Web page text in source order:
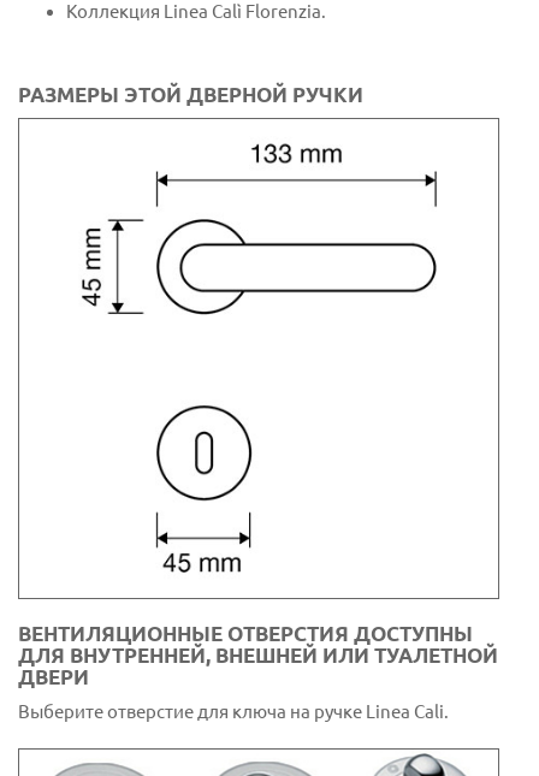
Коллекция Linea Calì Florenzia.
РАЗМЕРЫ ЭТОЙ ДВЕРНОЙ РУЧКИ
ВЕНТИЛЯЦИОННЫЕ ОТВЕРСТИЯ ДОСТУПНЫ
ДЛЯ ВНУТРЕННЕЙ, ВНЕШНЕЙ ИЛИ ТУАЛЕТНОЙ
ДВЕРИ
Выберите отверстие для ключа на ручке Linea Cali.